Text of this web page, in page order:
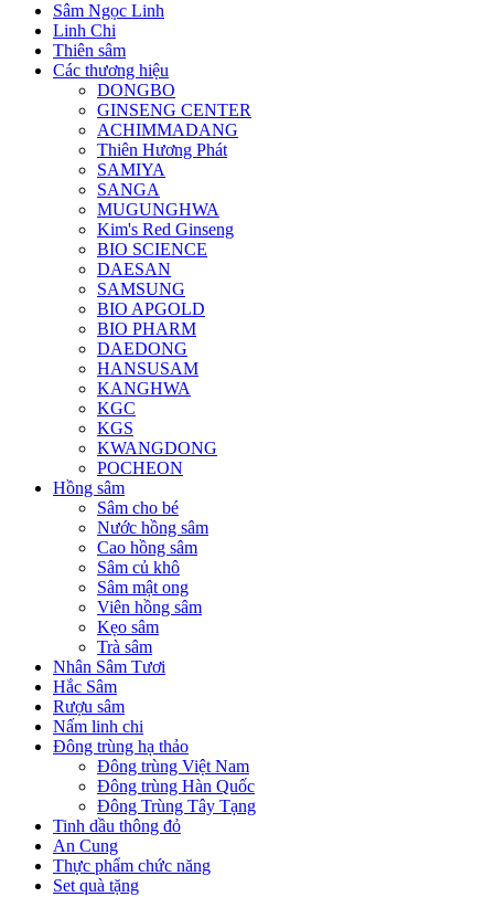
Sâm Ngọc Linh
Linh Chi
Thiên sâm
Các thương hiệu
DONGBO
GINSENG CENTER
ACHIMMADANG
Thiên Hương Phát
SAMIYA
SANGA
MUGUNGHWA
Kim's Red Ginseng
BIO SCIENCE
DAESAN
SAMSUNG
BIO APGOLD
BIO PHARM
DAEDONG
HANSUSAM
KANGHWA
KGC
KGS
KWANGDONG
POCHEON
Hồng sâm
Sâm cho bé
Nước hồng sâm
Cao hồng sâm
Sâm củ khô
Sâm mật ong
Viên hồng sâm
Kẹo sâm
Trà sâm
Nhân Sâm Tươi
Hắc Sâm
Rượu sâm
Nấm linh chi
Đông trùng hạ thảo
Đông trùng Việt Nam
Đông trùng Hàn Quốc
Đông Trùng Tây Tạng
Tinh dầu thông đỏ
An Cung
Thực phẩm chức năng
Set quà tặng